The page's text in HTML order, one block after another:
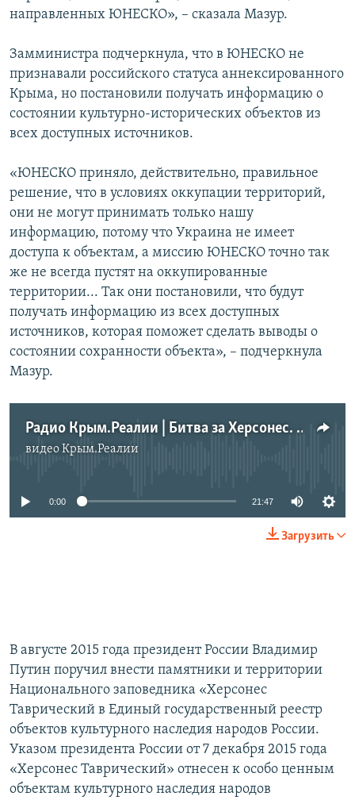
направленных ЮНЕСКО», – сказала Мазур.
Замминистра подчеркнула, что в ЮНЕСКО не
признавали российского статуса аннексированного
Крыма, но постановили получать информацию о
состоянии культурно-исторических объектов из
всех доступных источников.
«ЮНЕСКО приняло, действительно, правильное
решение, что в условиях оккупации территорий,
они не могут принимать только нашу
информацию, потому что Украина не имеет
доступа к объектам, а миссию ЮНЕСКО точно так
же не всегда пустят на оккупированные
территории... Так они постановили, что будут
получать информацию из всех доступных
источников, которая поможет сделать выводы о
состоянии сохранности объекта», – подчеркнула
Мазур.
Радио Крым.Реалии | Битва за Херсонес. Кому принадлежат культурные ценности Крыма
видеоКрым.Реалии
No media source currently available
0:00 21:47
Загрузить
В августе 2015 года президент России Владимир
Путин поручил внести памятники и территории
Национального заповедника «Херсонес
Таврический в Единый государственный реестр
объектов культурного наследия народов России.
Указом президента России от 7 декабря 2015 года
«Херсонес Таврический» отнесен к особо ценным
объектам культурного наследия народов